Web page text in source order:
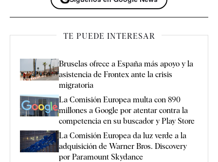
TE PUEDE INTERESAR
Bruselas ofrece a España más apoyo y la
asistencia de Frontex ante la crisis
migratoria
La Comisión Europea multa con 890
millones a Google por atentar contra la
competencia en su buscador y Play Store
La Comisión Europea da luz verde a la
adquisición de Warner Bros. Discovery
por Paramount Skydance